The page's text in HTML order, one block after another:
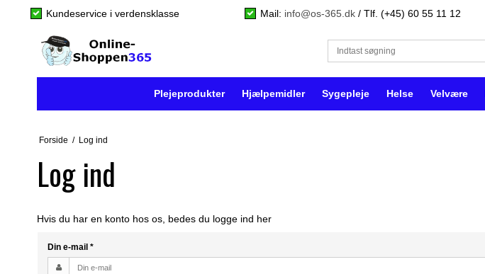
Kundeservice i verdensklasse Mail: info@os-365.dk / Tlf. (+45) 60 55 11 12
Plejeprodukter Hjælpemidler Sygepleje Helse Velvære
Forside / Log ind
Log ind
Hvis du har en konto hos os, bedes du logge ind her
Din e-mail *